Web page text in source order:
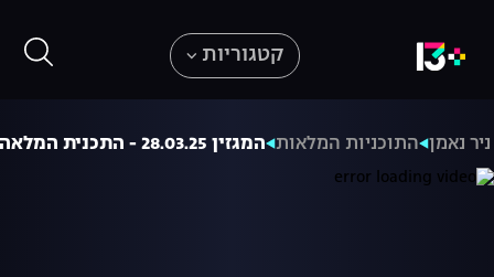
קטגוריות
נאמן התוכניות המלאות המגזין 28.03.25 - התכנית המלאה